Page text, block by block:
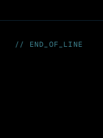
// END_OF_LINE